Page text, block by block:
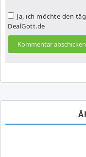
Ja, ich möchte den
DealGott.de